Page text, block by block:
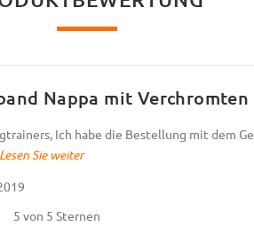
Nappa mit
Ich habe die Bestellung mit dem
Lesen Sie weiter
5 von 5 Sternen